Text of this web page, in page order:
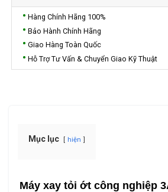
Hàng Chính Hãng 100%
Bảo Hành Chính Hãng
Giao Hàng Toàn Quốc
Hỗ Trợ Tư Vấn & Chuyển Giao Kỹ Thuật
Mục lục hiện
Máy xay tỏi ớt công nghiệp